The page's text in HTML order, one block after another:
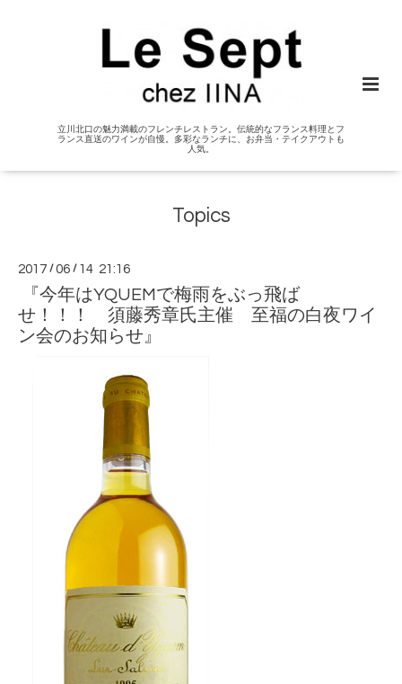
立川北口の魅力満載のフレンチレストラン。伝統的なフランス料理とフ
ランス直送のワインが自慢。多彩なランチに、お弁当・テイクアウトも
人気。
Topics
2017 /06 / 14 21:16
『今年はYQUEMで梅雨をぶっ飛ば
せ！！！ 須藤秀章氏主催 至福の白夜ワイ
ン会のお知らせ』